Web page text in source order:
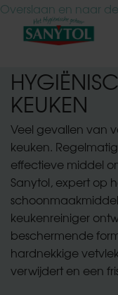
Overslaan en naar
Zoekveld
Zoek
KEUKEN
Veel gevallen van
keuken.
effectieve middel
Sanytol, expert op
keukenreiniger
beschermende
hardnekkige
verwijdert en een